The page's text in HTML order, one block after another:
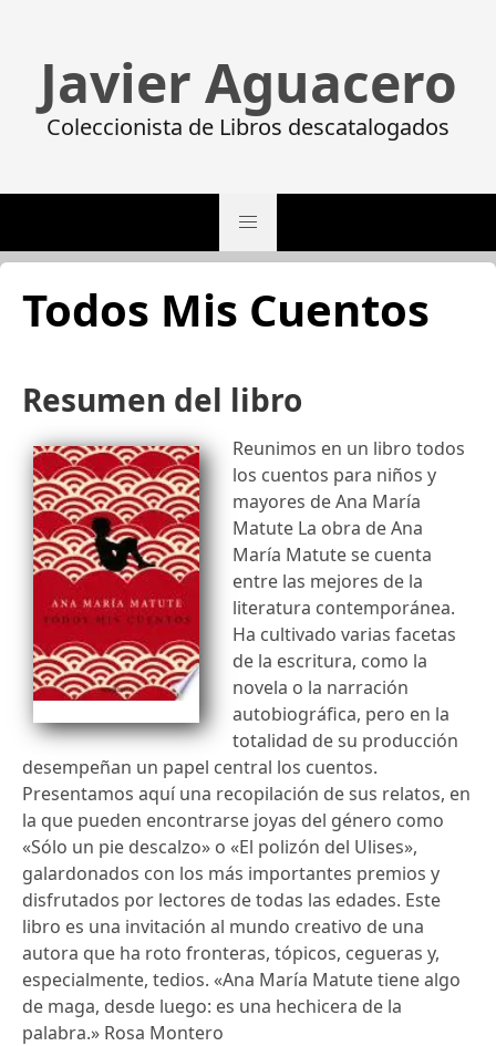
Javier Aguacero
Coleccionista de Libros descatalogados
Todos Mis Cuentos
Resumen del libro
Reunimos en un libro todos
los cuentos para niños y
mayores de Ana María
Matute La obra de Ana
María Matute se cuenta
entre las mejores de la
literatura contemporánea.
Ha cultivado varias facetas
de la escritura, como la
novela o la narración
autobiográfica, pero en la
totalidad de su producción
desempeñan un papel central los cuentos.
Presentamos aquí una recopilación de sus relatos, en
la que pueden encontrarse joyas del género como
«Sólo un pie descalzo» o «El polizón del Ulises»,
galardonados con los más importantes premios y
disfrutados por lectores de todas las edades. Este
libro es una invitación al mundo creativo de una
autora que ha roto fronteras, tópicos, cegueras y,
especialmente, tedios. «Ana María Matute tiene algo
de maga, desde luego: es una hechicera de la
palabra.» Rosa Montero